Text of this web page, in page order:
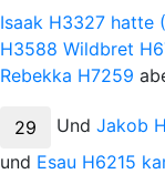
Isaak H3327 hatte
H3588 Wildbret
Rebekka H7259
29 Und Jakob
und Esau H6215